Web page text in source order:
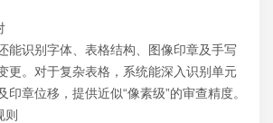
能识别字体、表格结构、图像印章及手写
更。对于复杂表格，系统能深入识别单元
印章位移，提供近似“像素级”的审查精度。
则